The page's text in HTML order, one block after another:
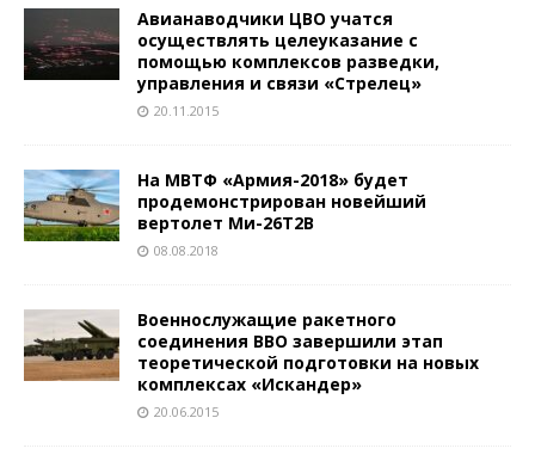
Авианаводчики ЦВО учатся
осуществлять целеуказание с
помощью комплексов разведки,
управления и связи «Стрелец»
20.11.2015
На МВТФ «Армия-2018» будет
продемонстрирован новейший
вертолет Ми-26Т2В
08.08.2018
Военнослужащие ракетного
соединения ВВО завершили этап
теоретической подготовки на новых
комплексах «Искандер»
20.06.2015